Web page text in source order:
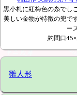
黒小札に紅梅色の糸でし
美しい金物が特徴の兜で
ー
約間口
雛人形